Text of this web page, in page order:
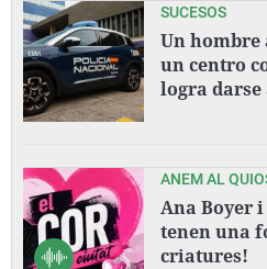
SUCESOS
Un hombre
un centro
logra darse
ANEM AL
Ana Boyer
tenen una
criatures!